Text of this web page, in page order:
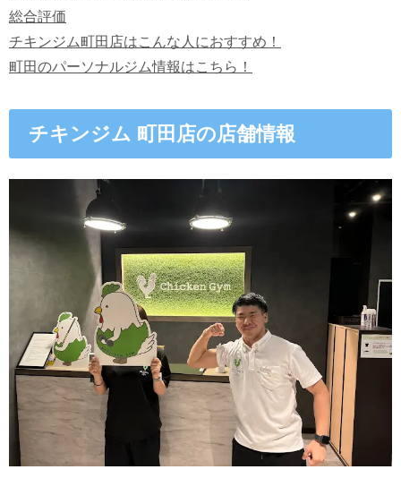
総合評価
チキンジム町田店はこんな人におすすめ！
町田のパーソナルジム情報はこちら！
チキンジム 町田店の店舗情報